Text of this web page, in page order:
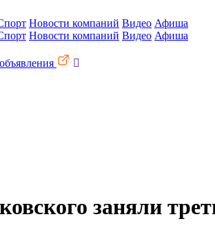
Новости компаний Видео Афиша
Новости компаний Видео Афиша
заняли